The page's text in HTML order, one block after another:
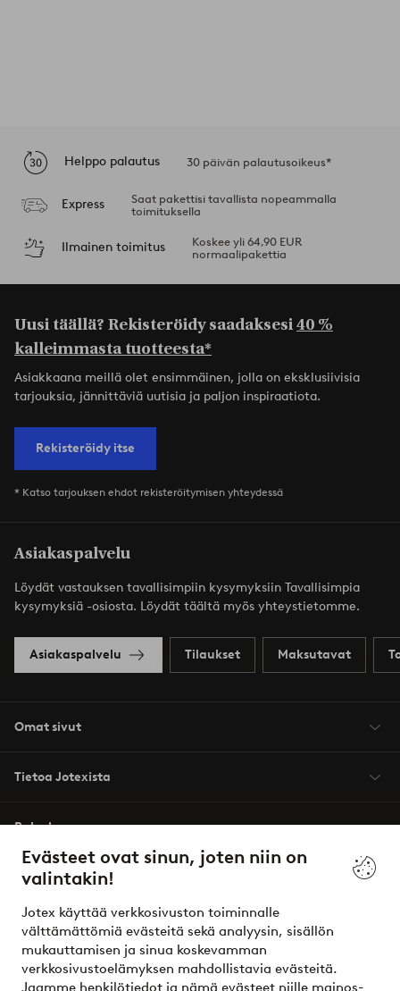
Evästeet ovat sinun, joten niin on
valintakin!
Jotex käyttää verkkosivuston toiminnalle
välttämättömiä evästeitä sekä analyysin, sisällön
mukauttamisen ja sinua koskevamman
verkkosivustoelämyksen mahdollistavia evästeitä.
Jaamme henkilötiedot ja nämä evästeet niille mainos-
Helppo palautus 30 päivän palautusoikeus*
Express
Saat pakettisi tavallista nopeammalla
toimituksella
Ilmainen toimitus
Koskee yli 64,90 EUR
normaalipakettia
Uusi täällä? Rekisteröidy saadaksesi40 %
kalleimmasta tuotteesta*
Asiakkaana meillä olet ensimmäinen, jolla on eksklusiivisia
tarjouksia, jännittäviä uutisia ja paljon inspiraatiota.
Rekisteröidy itse
* Katso tarjouksen ehdot rekisteröitymisen yhteydessä
Asiakaspalvelu
Löydät vastauksen tavallisimpiin kysymyksiin Tavallisimpia
kysymyksiä -osiosta. Löydät täältä myös yhteystietomme.
Asiakaspalvelu Tilaukset Maksutavat
Omat sivut
Tietoa Jotexista
Palvelumme
Ehdot
Ystävät